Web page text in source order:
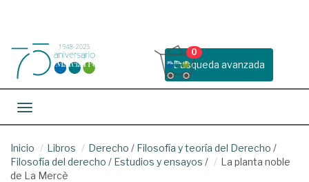
Busqueda avanzada
0
Toggle navigation
Inicio Libros Derecho / Filosofía y teoría del Derecho /
Filosofía del derecho / Estudios y ensayos /
La planta noble
de La Mercè